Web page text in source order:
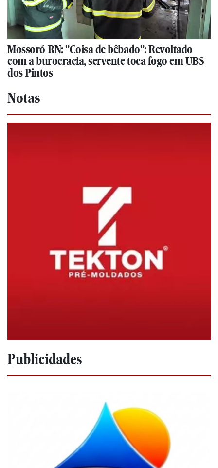
Mossoró-RN: "Coisa de bêbado": Revoltado
com a burocracia, servente toca fogo em UBS
dos Pintos
Notas
Publicidades